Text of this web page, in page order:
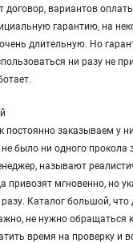
договор, вариантов
гарантию, на
длительную. Но
ни разу не
постоянно заказываем у
было ни одного прокола
называют
привозят мгновенно, но
Каталог большой, что
не нужно обращаться
время на проверку и